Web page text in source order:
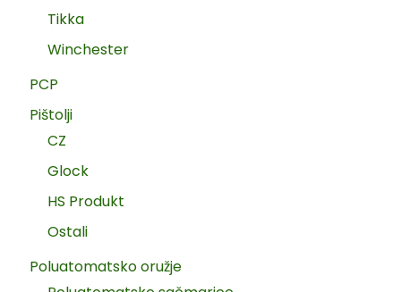
Tikka
Winchester
PCP
Pištolji
CZ
Glock
HS Produkt
Ostali
Poluatomatsko oružje